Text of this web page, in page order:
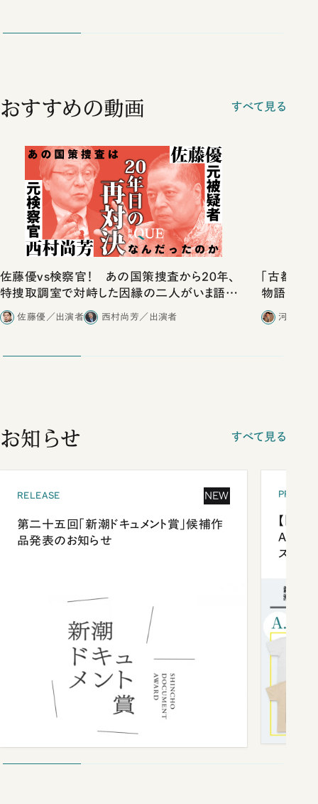
おすすめの動画 すべて見る
佐藤優vs検察官！ あの国策捜査から20年、
特捜取調室で対峙した因縁の二人がいま語り
合ったこと
佐藤優／出演者 西村尚芳／出演者
「古都」
物語」に
河野有
お知らせ すべて見る
RELEASE NEW
第二十五回「新潮ドキュメント賞」候補作
品発表のお知らせ
【「新
ズプレ